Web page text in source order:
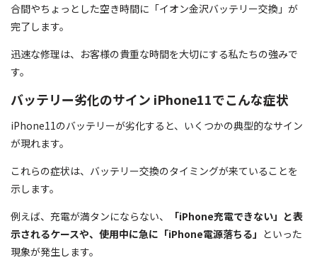
合間やちょっとした空き時間に「イオン金沢バッテリー交換」が
完了します。
迅速な修理は、お客様の貴重な時間を大切にする私たちの強みで
す。
バッテリー劣化のサイン iPhone11でこんな症状
iPhone11のバッテリーが劣化すると、いくつかの典型的なサイン
が現れます。
これらの症状は、バッテリー交換のタイミングが来ていることを
示します。
例えば、充電が満タンにならない、
「iPhone充電できない」と表
示されるケースや、使用中に急に「iPhone電源落ちる」 といった
現象が発生します。